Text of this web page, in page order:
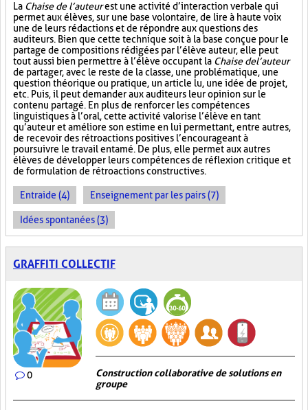
La Chaise de l’auteurest une activité d’interaction verbale qui
permet aux élèves, sur une base volontaire, de lire à haute voix
une de leurs rédactions et de répondre aux questions des
auditeurs. Bien que cette technique soit à la base conçue pour le
partage de compositions rédigées par l’élève auteur, elle peut
tout aussi bien permettre à l’élève occupant la Chaise de l’auteur
de partager, avec le reste de la classe, une problématique, une
question théorique ou pratique, un article lu, une idée de projet,
etc. Puis, il peut demander aux auditeurs leur opinion sur le
contenu partagé. En plus de renforcer les compétences
linguistiques à l’oral, cette activité valorise l’élève en tant
qu’auteur et améliore son estime en lui permettant, entre autres,
de recevoir des rétroactions positives l’encourageant à
poursuivre le travail entamé. De plus, elle permet aux autres
élèves de développer leurs compétences de réflexion critique et
de formulation de rétroactions constructives.
Entraide (4) Enseignement par les pairs (7)
Idées spontanées (3)
GRAFFITI COLLECTIF
0
Construction collaborative de solutions en
groupe